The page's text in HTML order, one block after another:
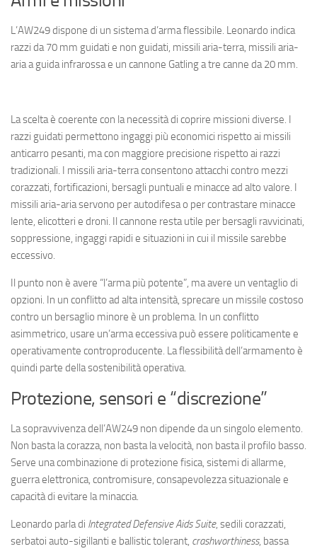
L’AW249 dispone di un sistema d’arma flessibile. Leonardo indica
razzi da 70 mm guidati e non guidati, missili aria-terra, missili aria-
aria a guida infrarossa e un cannone Gatling a tre canne da 20 mm.
La scelta è coerente con la necessità di coprire missioni diverse. I
razzi guidati permettono ingaggi più economici rispetto ai missili
anticarro pesanti, ma con maggiore precisione rispetto ai razzi
tradizionali. I missili aria-terra consentono attacchi contro mezzi
corazzati, fortificazioni, bersagli puntuali e minacce ad alto valore. I
missili aria-aria servono per autodifesa o per contrastare minacce
lente, elicotteri e droni. Il cannone resta utile per bersagli ravvicinati,
soppressione, ingaggi rapidi e situazioni in cui il missile sarebbe
eccessivo.
Il punto non è avere “l’arma più potente”, ma avere un ventaglio di
opzioni. In un conflitto ad alta intensità, sprecare un missile costoso
contro un bersaglio minore è un problema. In un conflitto
asimmetrico, usare un’arma eccessiva può essere politicamente e
operativamente controproducente. La flessibilità dell’armamento è
quindi parte della sostenibilità operativa.
Protezione, sensori e “discrezione”
La sopravvivenza dell’AW249 non dipende da un singolo elemento.
Non basta la corazza, non basta la velocità, non basta il profilo basso.
Serve una combinazione di protezione fisica, sistemi di allarme,
guerra elettronica, contromisure, consapevolezza situazionale e
capacità di evitare la minaccia.
Leonardo parla di Integrated Defensive Aids Suite, sedili corazzati,
serbatoi auto-sigillanti e ballistic tolerant, crashworthiness, bassa